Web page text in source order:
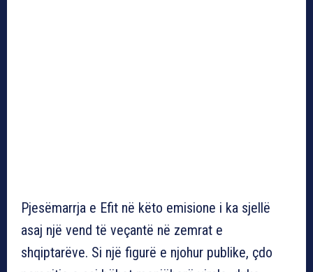
Pjesëmarrja e Efit në këto emisione i ka sjellë
asaj një vend të veçantë në zemrat e
shqiptarëve. Si një figurë e njohur publike, çdo